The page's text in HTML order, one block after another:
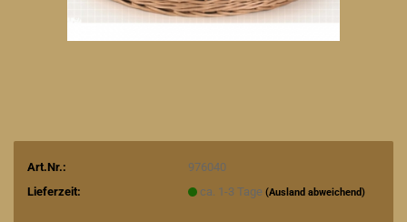
Art.Nr.:
976040
Lieferzeit:
ca. 1-3 Tage (Ausland abweichend)